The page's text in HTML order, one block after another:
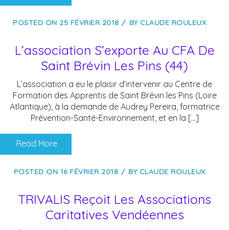
POSTED ON 25 FÉVRIER 2018 BY CLAUDE ROULEUX
L’association S’exporte Au CFA De
Saint Brévin Les Pins (44)
L’association a eu le plaisir d’intervenir au Centre de
Formation des Apprentis de Saint Brévin les Pins (Loire
Atlantique), à la demande de Audrey Pereira, formatrice
Prévention-Santé-Environnement, et en la […]
Read More
POSTED ON 16 FÉVRIER 2018 BY CLAUDE ROULEUX
TRIVALIS Reçoit Les Associations
Caritatives Vendéennes